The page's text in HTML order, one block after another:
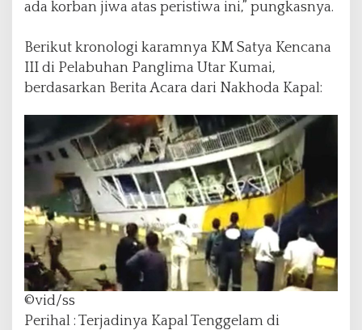
ada korban jiwa atas peristiwa ini,” pungkasnya.
Berikut kronologi karamnya KM Satya Kencana
III di Pelabuhan Panglima Utar Kumai,
berdasarkan Berita Acara dari Nakhoda Kapal:
©vid/ss
Perihal : Terjadinya Kapal Tenggelam di